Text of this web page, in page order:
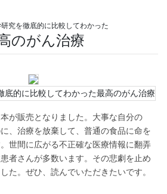
究を徹底的に比較してわかった
のがん治療
が販売となりました。大事な自分の
、治療を放棄して、普通の食品に命を
世間に広がる不正確な医療情報に翻弄
者さんが多数います。その悲劇を止め
た。ぜひ、読んでいただきたいです。